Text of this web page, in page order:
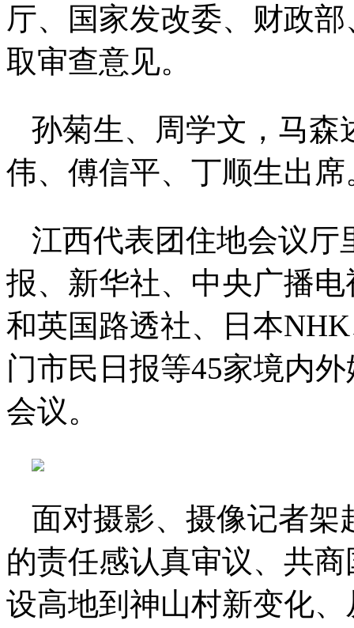
厅、国家发改委、财政
取审查意见。
孙菊生、周学文，马森
伟、傅信平、丁顺生出席
江西代表团住地会议厅
报、新华社、中央广播
和英国路透社、日本
门市民日报等45家境内
会议。
面对摄影、摄像记者架
的责任感认真审议、共
设高地到神山村新变化